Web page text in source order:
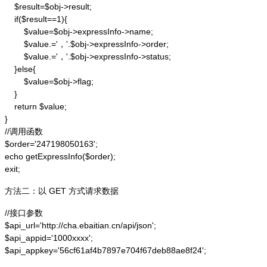
    $result=$obj->result;
    if($result==1){
        $value=$obj->expressInfo->name;
        $value.='，'.$obj->expressInfo->order;
        $value.='，'.$obj->expressInfo->status;
    }else{
        $value=$obj->flag;
    }
    return $value;
}
//调用函数
$order='247198050163';
echo getExpressInfo($order);
exit;
方法二：以 GET 方式请求数据
//接口参数
$api_url='http://cha.ebaitian.cn/api/json';
$api_appid='1000xxxx';
$api_appkey='56cf61af4b7897e704f67deb88ae8f24';